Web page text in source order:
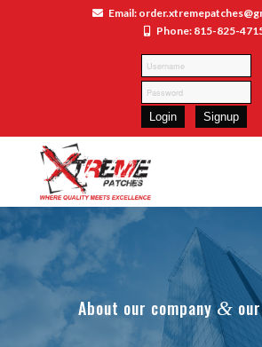
Email:
Phone: 815-825-
About our company&